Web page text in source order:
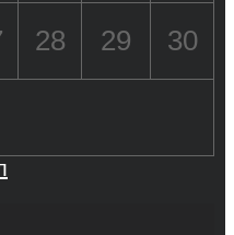
28 29 30